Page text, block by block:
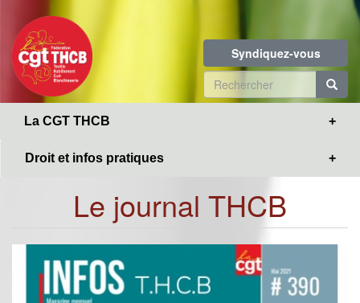
contenu
principal
Syndiquez-vous
Formulaire
de
La CGT THCB
Droit et infos pratiques
Le journal THCB